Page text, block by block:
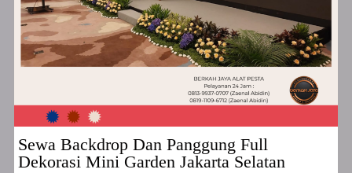
Sewa Backdrop Dan Panggung Full
Dekorasi Mini Garden Jakarta Selatan